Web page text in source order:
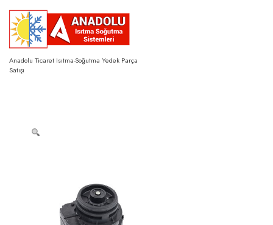
content
Anadolu Ticaret Isıtma-Soğutma Yedek Parça
Satışı